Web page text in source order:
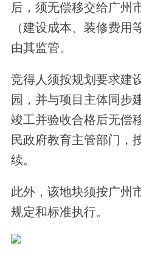
后，须无偿移交给广州
（建设成本、装修费用
由其监管。
竞得人须按规划要求建
园，并与项目主体同步
竣工并验收合格后无偿
民政府教育主管部门，
续。
此外，该地块须按广州
规定和标准执行。